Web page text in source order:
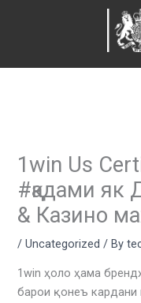
1win Us
#қадами як
& Казино
/Uncategorized / By
1win ҳоло ҳама
барои қонеъ кардани